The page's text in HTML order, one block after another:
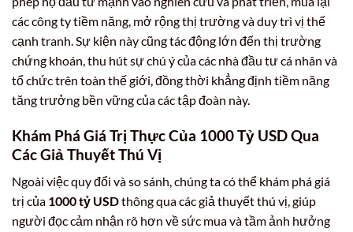
các công ty tiềm năng, mở rộng thị trường và duy trì vị thế
cạnh tranh. Sự kiện này cũng tác động lớn đến thị trường
chứng khoán, thu hút sự chú ý của các nhà đầu tư cá nhân và
tổ chức trên toàn thế giới, đồng thời khẳng định tiềm năng
tăng trưởng bền vững của các tập đoàn này.
Khám Phá Giá Trị Thực Của 1000 Tỷ USDQua
Các Giả Thuyết Thú Vị
Ngoài việc quy đổi và so sánh, chúng ta có thể khám phá giá
trị của 1000 tỷ USDthông qua các giả thuyết thú vị, giúp
người đọc cảm nhận rõ hơn về sức mua và tầm ảnh hưởng